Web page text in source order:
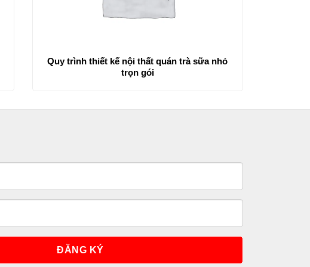
Quy trình thiết kế nội thất quán trà sữa nhỏ
trọn gói